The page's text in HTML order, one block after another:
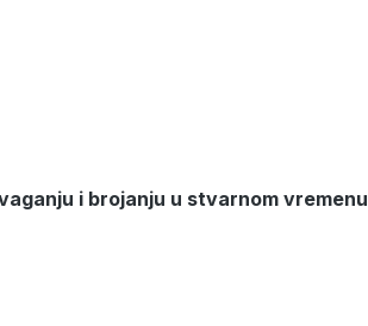
i brojanju u stvarnom vremenu